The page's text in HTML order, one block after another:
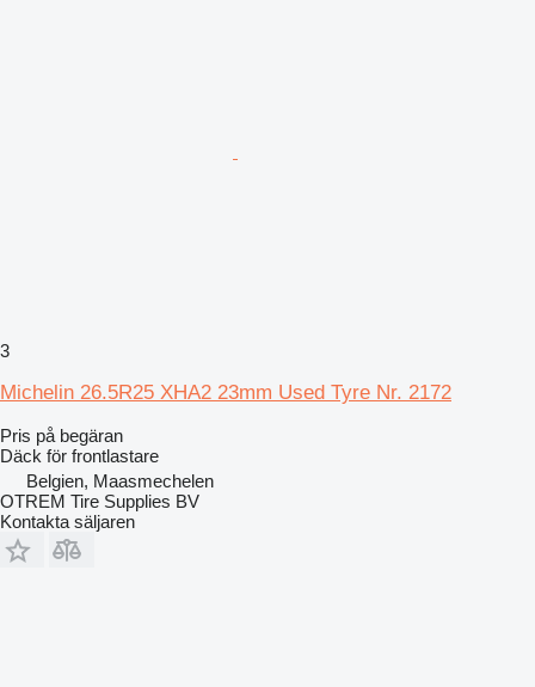
3
Michelin 26.5R25 XHA2 23mm Used Tyre Nr. 2172
Pris på begäran
Däck för frontlastare
Belgien, Maasmechelen
OTREM Tire Supplies BV
Kontakta säljaren